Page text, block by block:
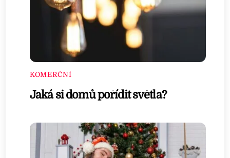
KOMERČNÍ
Jaká si domů pořídit světla?